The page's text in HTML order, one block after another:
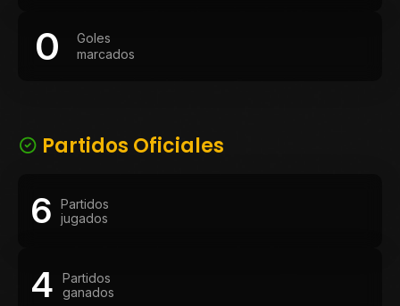
0
Goles
marcados
Partidos Oficiales
6
Partidos
jugados
4
Partidos
ganados